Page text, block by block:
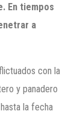
En tiempos
a
con la
y panadero
la fecha